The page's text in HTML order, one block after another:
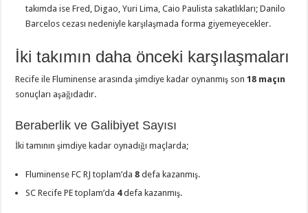
takımda ise Fred, Digao, Yuri Lima, Caio Paulista sakatlıkları; Danilo
Barcelos cezası nedeniyle karşılaşmada forma giyemeyecekler.
İki takımın daha önceki karşılaşmaları
Recife ile Fluminense arasında şimdiye kadar oynanmış son18 maçın
sonuçları aşağıdadır.
Beraberlik ve Galibiyet Sayısı
İki tamının şimdiye kadar oynadığı maçlarda;
Fluminense FC RJ toplam’da8 defa kazanmış.
SC Recife PE toplam’da 4defa kazanmış.